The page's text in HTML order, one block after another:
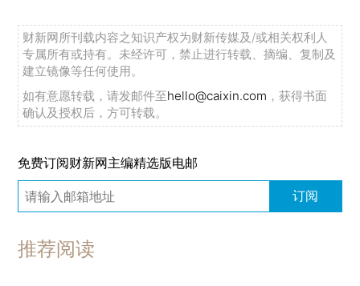
财新网所刊载内容之知识产权为财新传媒及/或相关权利人
专属所有或持有。未经许可，禁止进行转载、摘编、复制及
建立镜像等任何使用。
如有意愿转载，请发邮件至hello@caixin.com ，获得书面
确认及授权后，方可转载。
免费订阅财新网主编精选版电邮
订阅
推荐阅读